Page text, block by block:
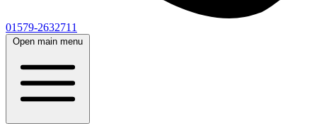
01579-2632711
Open main menu